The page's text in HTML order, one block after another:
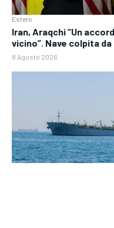
Estero
Iran, Araqchi “Un
vicino”. Nave colpita
8 Agosto 2026